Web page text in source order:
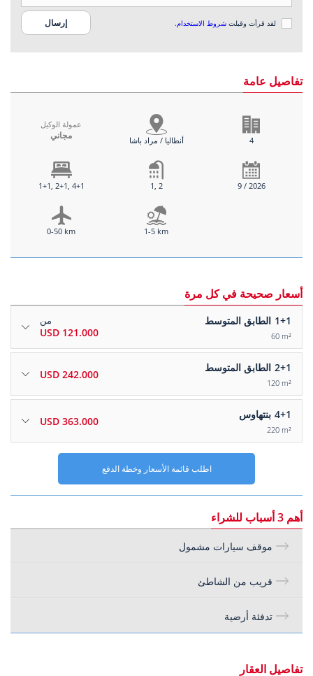
لقد قرأت وقبلت شروط الاستخدام.
تفاصيل عامة
عمولة الوكيل
مجاني أنطاليا / مراد باشا 4
1+1, 2+1, 4+1 1, 2 9 / 2026
0-50 km 1-5 km
أسعار صحيحة في كل مرة
1+1 الطابق المتوسط
60 m²
من
121.000 USD
2+1 الطابق المتوسط
120 m²
242.000 USD
4+1 بنتهاوس
220 m²
363.000 USD
اطلب قائمة الأسعار وخطة الدفع
أهم 3 أسباب للشراء
موقف سيارات مشمول
قريب من الشاطئ
تدفئة أرضية
تفاصيل العقار